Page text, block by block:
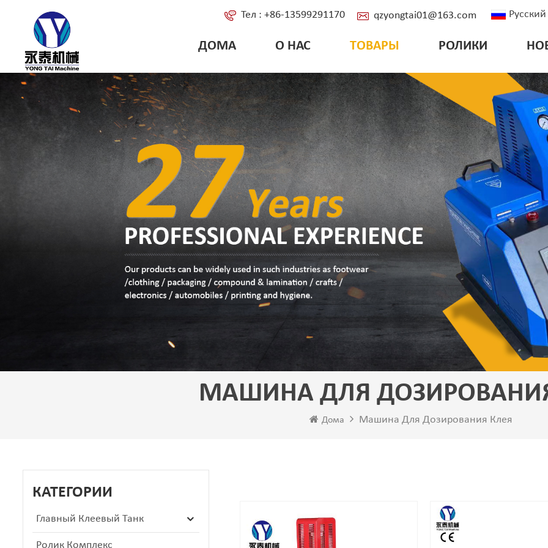
Русский
Тел : +86-13599291170 qzyongtai01@163.com
ДОМА О НАС ТОВАРЫ РОЛИКИ
МАШИНА ДЛЯ
Дома Машина Для Дозирования Клея
КАТЕГОРИИ
Главный Клеевый Танк
Ролик Комплекс